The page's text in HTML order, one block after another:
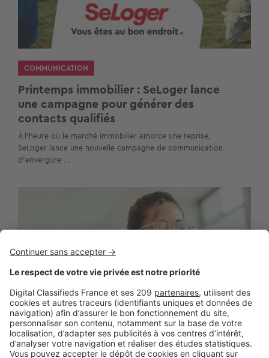
COMMUNICATION
Printemps immobilier : SeLoger lance
une campagne pour générer des
contacts qualifiés
À l’heure où le marché immobilier amorce une reprise,
SeLoger lance une nouvelle campagne de communication
d’envergure ...
BUSINESS